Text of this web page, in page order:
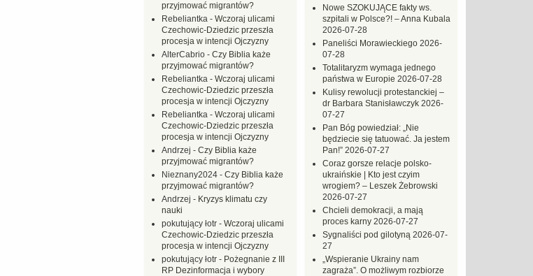
Nowe SZOKUJĄCE fakty ws.
szpitali w Polsce?! – Anna Kubala
2026-07-28
Paneliści Morawieckiego 2026-
07-28
Totalitaryzm wymaga jednego
państwa w Europie 2026-07-28
Kulisy rewolucji protestanckiej –
dr Barbara Stanisławczyk 2026-
07-27
Pan Bóg powiedział: „Nie
będziecie się tatuować. Ja jestem
Pan!” 2026-07-27
Coraz gorsze relacje polsko-
ukraińskie | Kto jest czyim
wrogiem? – Leszek Żebrowski
2026-07-27
Chcieli demokracji, a mają
proces karny 2026-07-27
Sygnaliści pod gilotyną 2026-07-
27
„Wspieranie Ukrainy nam
zagraża”. O możliwym rozbiorze
przyjmować migrantów?
Rebeliantka - Wczoraj ulicami
Czechowic-Dziedzic przeszła
procesja w intencji Ojczyzny
AlterCabrio - Czy Biblia każe
przyjmować migrantów?
Rebeliantka - Wczoraj ulicami
Czechowic-Dziedzic przeszła
procesja w intencji Ojczyzny
Rebeliantka - Wczoraj ulicami
Czechowic-Dziedzic przeszła
procesja w intencji Ojczyzny
Andrzej - Czy Biblia każe
przyjmować migrantów?
Nieznany2024 - Czy Biblia każe
przyjmować migrantów?
Andrzej - Kryzys klimatu czy
nauki
pokutujący łotr - Wczoraj ulicami
Czechowic-Dziedzic przeszła
procesja w intencji Ojczyzny
pokutujący łotr - Pożegnanie z III
RP Dezinformacja i wybory